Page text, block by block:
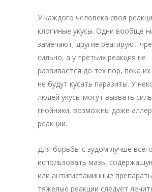
У каждого человека своя
клопиные укусы. Одни вообще
замечают, другие реагируют
сильно, а у третьих реакция не
развивается до тех пор, пока их
не будут кусать паразиты. У
людей укусы могут вызвать
гнойники, возможны даже
реакции.
Для борьбы с зудом лучше всего
использовать мазь,
или антигистаминные
тяжелые реакции следует